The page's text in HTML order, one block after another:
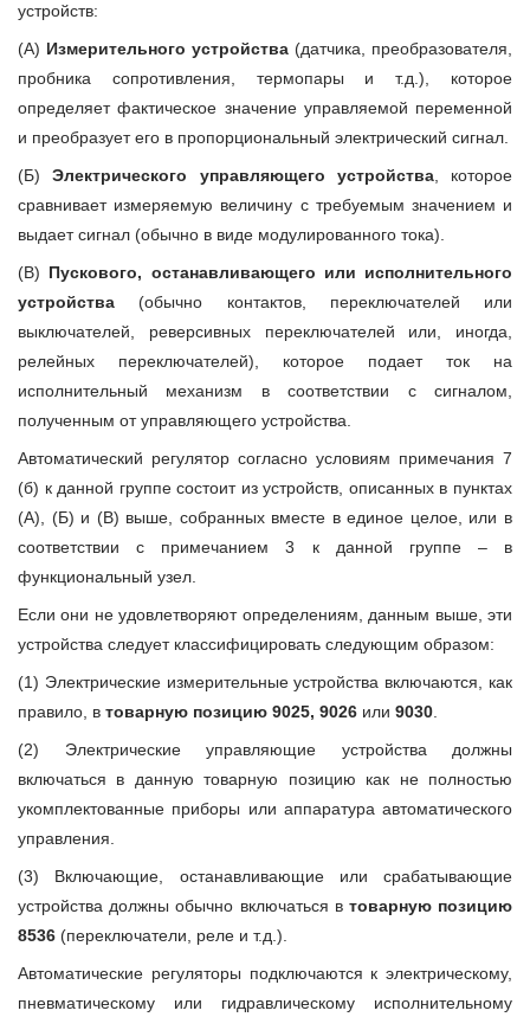
устройств:
(А) Измерительного устройства (датчика, преобразователя,
пробника сопротивления, термопары и т.д.), которое
определяет фактическое значение управляемой переменной
и преобразует его в пропорциональный электрический сигнал.
(Б)Электрического управляющего устройства, которое
сравнивает измеряемую величину с требуемым значением и
выдает сигнал (обычно в виде модулированного тока).
(В) Пускового, останавливающего или исполнительного
устройства (обычно контактов, переключателей или
выключателей, реверсивных переключателей или, иногда,
релейных переключателей), которое подает ток на
исполнительный механизм в соответствии с сигналом,
полученным от управляющего устройства.
Автоматический регулятор согласно условиям примечания 7
(б) к данной группе состоит из устройств, описанных в пунктах
(А), (Б) и (В) выше, собранных вместе в единое целое, или в
соответствии с примечанием 3 к данной группе – в
функциональный узел.
Если они не удовлетворяют определениям, данным выше, эти
устройства следует классифицировать следующим образом:
(1) Электрические измерительные устройства включаются, как
правило, в товарную позицию 9025, 9026 или 9030
(2) Электрические управляющие устройства должны
включаться в данную товарную позицию как не полностью
укомплектованные приборы или аппаратура автоматического
управления.
(3) Включающие, останавливающие или срабатывающие
устройства должны обычно включаться в товарную позицию
8536 (переключатели, реле и т.д.).
Автоматические регуляторы подключаются к электрическому,
пневматическому или гидравлическому исполнительному